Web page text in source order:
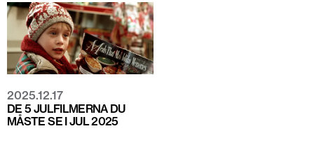
2025.12.17
DE 5 JULFILMERNA DU
MÅSTE SE I JUL 2025